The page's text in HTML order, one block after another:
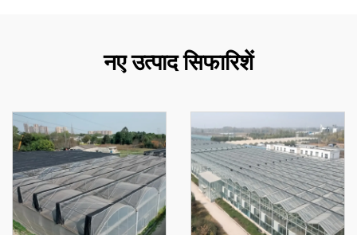
नए उत्पाद सिफारिशें